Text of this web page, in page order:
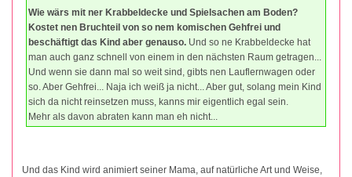
Wie wärs mit ner Krabbeldecke und Spielsachen am Boden?
Kostet nen Bruchteil von so nem komischen Gehfrei und
beschäftigt das Kind aber genauso. Und so ne Krabbeldecke hat
man auch ganz schnell von einem in den nächsten Raum getragen...
Und wenn sie dann mal so weit sind, gibts nen Lauflernwagen oder
so. Aber Gehfrei... Naja ich weiß ja nicht... Aber gut, solang mein Kind
sich da nicht reinsetzen muss, kanns mir eigentlich egal sein.
Mehr als davon abraten kann man eh nicht...
Und das Kind wird animiert seiner Mama, auf natürliche Art und Weise,